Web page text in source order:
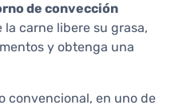
de convección
carne libere su grasa,
y obtenga una
convencional, en uno de